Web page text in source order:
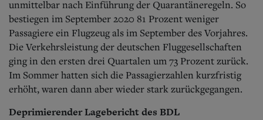
unmittelbar nach Einführung der Quarantäneregeln. So
bestiegen im September 2020 81 Prozent weniger
Passagiere ein Flugzeug als im September des Vorjahres.
Die Verkehrsleistung der deutschen Fluggesellschaften
ging in den ersten drei Quartalen um 73 Prozent zurück.
Im Sommer hatten sich die Passagierzahlen kurzfristig
erhöht, waren dann aber wieder stark zurückgegangen.
Deprimierender Lagebericht des BDL